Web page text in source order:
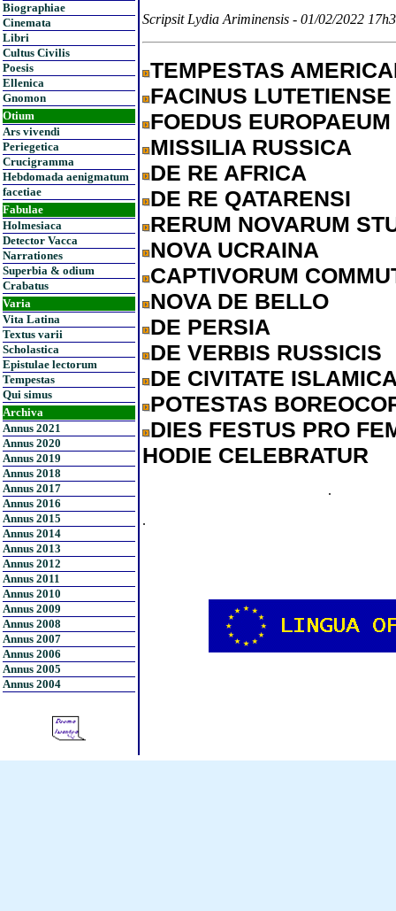
Biographiae
Cinemata
Libri
Cultus Civilis
Poesis
Ellenica
Gnomon
Otium
Ars vivendi
Periegetica
Crucigramma
Hebdomada aenigmatum
facetiae
Fabulae
Holmesiaca
Detector Vacca
Narrationes
Superbia & odium
Crabatus
Varia
Vita Latina
Textus varii
Scholastica
Epistulae lectorum
Tempestas
Qui simus
Archiva
Annus 2021
Annus 2020
Annus 2019
Annus 2018
Annus 2017
Annus 2016
Annus 2015
Annus 2014
Annus 2013
Annus 2012
Annus 2011
Annus 2010
Annus 2009
Annus 2008
Annus 2007
Annus 2006
Annus 2005
Annus 2004
Scripsit Lydia Ariminensis - 01/02/2022
TEMPESTAS
FACINUS LUTETIENSE
FOEDUS EUROPAEUM
MISSILIA RUSSICA
DE RE AFRICA
DE RE QATARENSI
RERUM NOVARUM
NOVA UCRAINA
CAPTIVORUM
NOVA DE BELLO
DE PERSIA
DE VERBIS RUSSICIS
DE CIVITATE
POTESTAS
DIES FESTUS PRO
HODIE CELEBRATUR
.
.